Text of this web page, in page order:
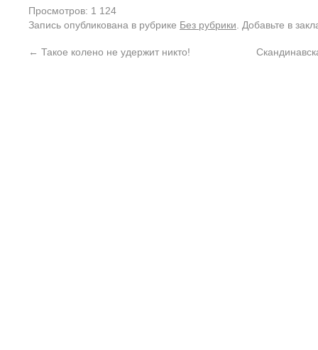
Просмотров: 1 124
Запись опубликована в рубрике Без рубрики . Добавьте в
← Такое колено не удержит никто!